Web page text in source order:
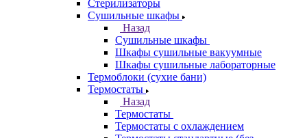
Стерилизаторы
Сушильные шкафы
Назад
Сушильные шкафы
Шкафы сушильные вакуумные
Шкафы сушильные лабораторные
Термоблоки (сухие бани)
Термостаты
Назад
Термостаты
Термостаты с охлаждением